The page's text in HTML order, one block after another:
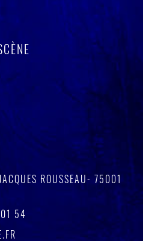
ROUSSEAU- 75001
54